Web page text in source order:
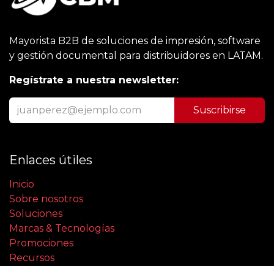
Mayorista B2B de soluciones de impresión, software
y gestión documental para distribuidores en LATAM.
Regístrate a nuestra newsletter:
Suscribirse
Enlaces útiles
Inicio
Sobre nosotros
Soluciones
Marcas & Tecnologías
Promociones
Recursos